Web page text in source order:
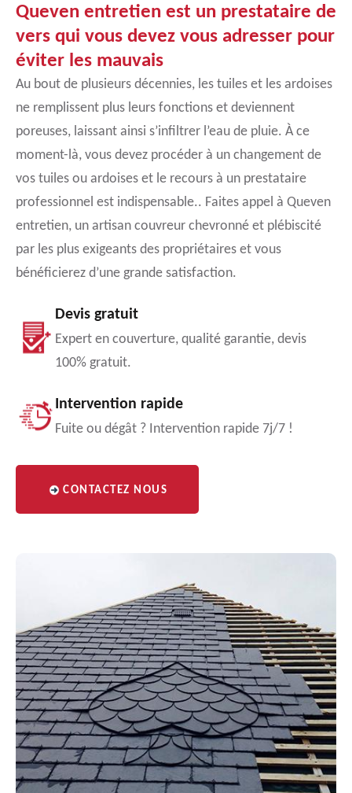
Queven entretien est un prestataire de
vers qui vous devez vous adresser pour
éviter les mauvais
Au bout de plusieurs décennies, les tuiles et les ardoises
ne remplissent plus leurs fonctions et deviennent
poreuses, laissant ainsi s’infiltrer l’eau de pluie. À ce
moment-là, vous devez procéder à un changement de
vos tuiles ou ardoises et le recours à un prestataire
professionnel est indispensable.. Faites appel à Queven
entretien, un artisan couvreur chevronné et plébiscité
par les plus exigeants des propriétaires et vous
bénéficierez d’une grande satisfaction.
Devis gratuit
Expert en couverture, qualité garantie, devis
100% gratuit.
Intervention rapide
Fuite ou dégât ? Intervention rapide 7j/7 !
CONTACTEZ NOUS